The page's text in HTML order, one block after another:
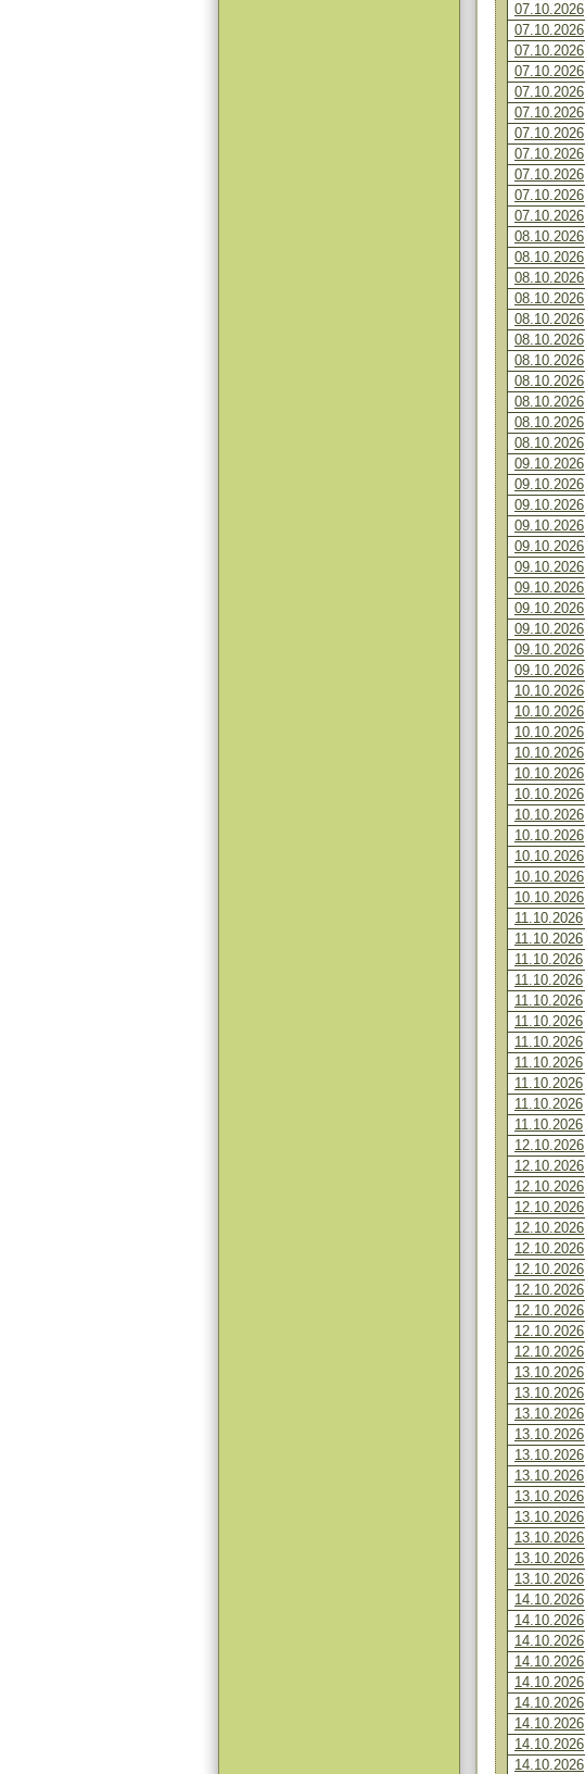
07.10.2026
07.10.2026
07.10.2026
07.10.2026
07.10.2026
07.10.2026
07.10.2026
07.10.2026
07.10.2026
07.10.2026
07.10.2026
08.10.2026
08.10.2026
08.10.2026
08.10.2026
08.10.2026
08.10.2026
08.10.2026
08.10.2026
08.10.2026
08.10.2026
08.10.2026
09.10.2026
09.10.2026
09.10.2026
09.10.2026
09.10.2026
09.10.2026
09.10.2026
09.10.2026
09.10.2026
09.10.2026
09.10.2026
10.10.2026
10.10.2026
10.10.2026
10.10.2026
10.10.2026
10.10.2026
10.10.2026
10.10.2026
10.10.2026
10.10.2026
10.10.2026
11.10.2026
11.10.2026
11.10.2026
11.10.2026
11.10.2026
11.10.2026
11.10.2026
11.10.2026
11.10.2026
11.10.2026
11.10.2026
12.10.2026
12.10.2026
12.10.2026
12.10.2026
12.10.2026
12.10.2026
12.10.2026
12.10.2026
12.10.2026
12.10.2026
12.10.2026
13.10.2026
13.10.2026
13.10.2026
13.10.2026
13.10.2026
13.10.2026
13.10.2026
13.10.2026
13.10.2026
13.10.2026
13.10.2026
14.10.2026
14.10.2026
14.10.2026
14.10.2026
14.10.2026
14.10.2026
14.10.2026
14.10.2026
14.10.2026